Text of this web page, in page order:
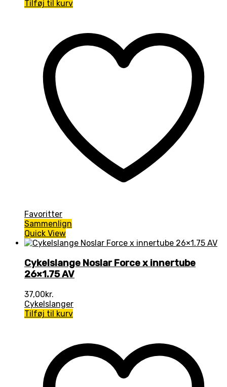
Tilføj til kurv
Favoritter
Sammenlign
Quick View
Cykelslange Noslar Force x innertube
26×1.75 AV
37,00kr.
Cykelslanger
Tilføj til kurv